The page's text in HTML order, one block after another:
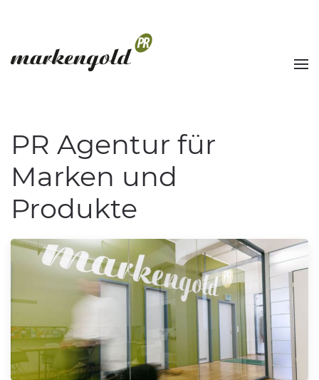
PR Agentur für
Marken und
Produkte